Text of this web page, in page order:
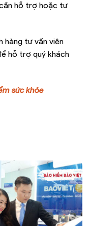
hỗ trợ hoặc tư
hàng tư vấn viên
hỗ trợ quý khách
sức khỏe